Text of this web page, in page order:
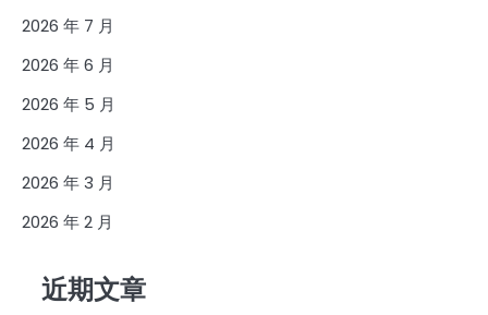
2026 年 7 月
2026 年 6 月
2026 年 5 月
2026 年 4 月
2026 年 3 月
2026 年 2 月
近期文章